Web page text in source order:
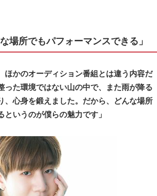
場所でもパフォーマンスできる」
ほかのオーディション番組とは違う内容だ
った環境ではない山の中で、また雨が降る
、心身を鍛えました。だから、どんな場所
いうのが僕らの魅力です」